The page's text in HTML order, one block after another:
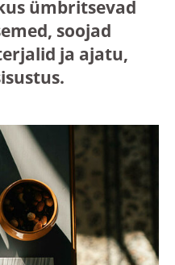
ümbritsevad
soojad
ja ajatu,